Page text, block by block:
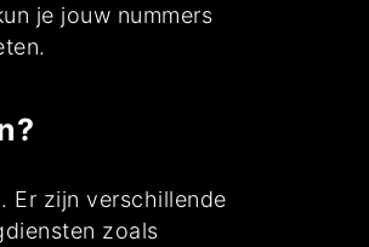
je jouw nummers
Er zijn verschillende
zoals